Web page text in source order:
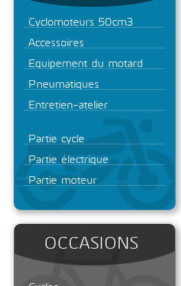
Cyclomoteurs 50cm3
Accessoires
Equipement du motard
Pneumatiques
Entretien-atelier
Partie cycle
Partie électrique
Partie moteur
OCCASIONS